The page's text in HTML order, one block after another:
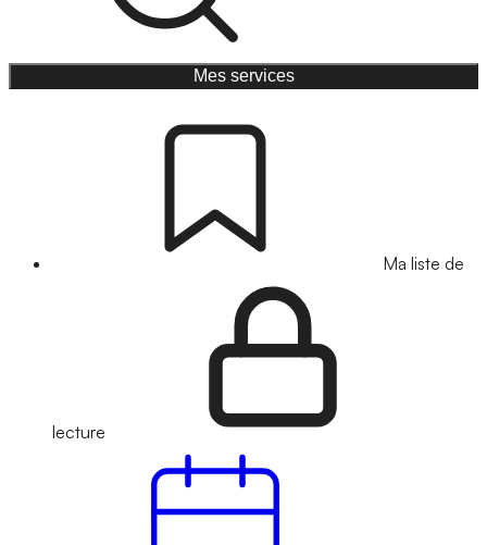
Mes services
Ma liste de
lecture